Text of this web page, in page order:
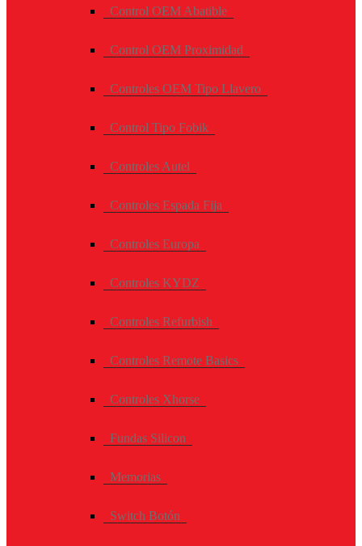
Control OEM Abatible
Control OEM Proximidad
Controles OEM Tipo Llavero
Control Tipo Fobik
Controles Autel
Controles Espada Fija
Controles Europa
Controles KYDZ
Controles Refurbish
Controles Remote Basics
Controles Xhorse
Fundas Silicon
Memorias
Switch Botón